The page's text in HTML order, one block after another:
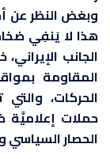
وبغض النظر عن
هذا لا يَنفِي
الجانب
المقاومة
الحركات،
حملات
الحصار السياسي